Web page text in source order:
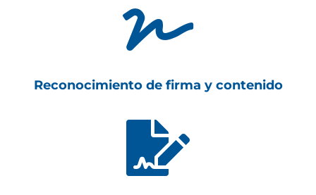

Reconocimiento de firma y contenido
